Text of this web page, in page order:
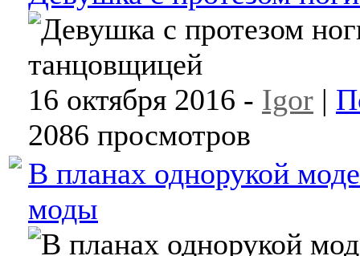
16 октября 2016 - Igor |
2086 просмотров
В планах однорукой
моды